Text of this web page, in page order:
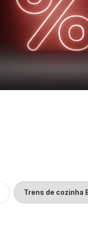
Trens de cozinha